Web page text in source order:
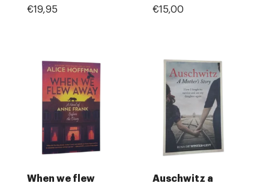
€19,95
€15,00
When we flew
Auschwitz a